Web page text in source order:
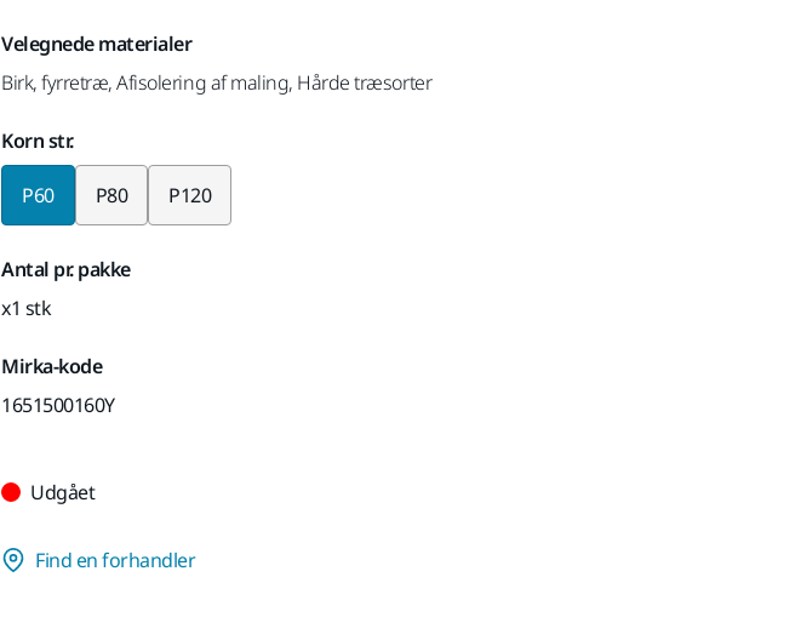
Velegnede materialer
Birk, fyrretræ, Afisolering af maling, Hårde træsorter
Korn str.
P60 P80 P120
Antal pr. pakke
x1 stk
Mirka-kode
1651500160Y
Udgået
Find en forhandler